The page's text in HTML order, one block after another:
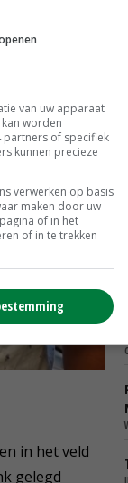
in het veld
gelegd
van uw apparaat
worden
of specifiek
kunnen precieze
verwerken op basis
maken door uw
of in het
of in te trekken